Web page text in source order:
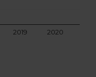
2019 2020